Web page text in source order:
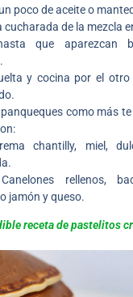
poco de aceite o
cucharada de la mezcla
que aparezcan
y cocina por el
como más
chantilly, miel,
rellenos,
jamón y queso.
receta de pastelitos